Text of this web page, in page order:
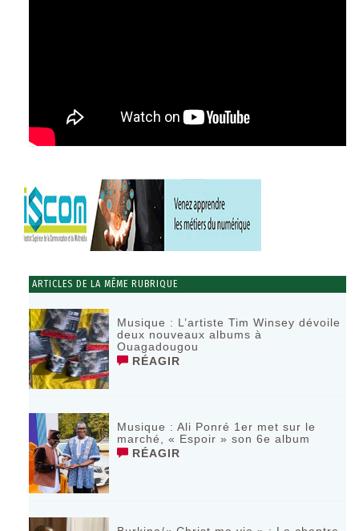
ARTICLES DE LA MÊME RUBRIQUE
Musique : L’artiste Tim Winsey dévoile
deux nouveaux albums à
Ouagadougou
RÉAGIR
Musique : Ali Ponré 1er met sur le
marché, « Espoir » son 6e album
RÉAGIR